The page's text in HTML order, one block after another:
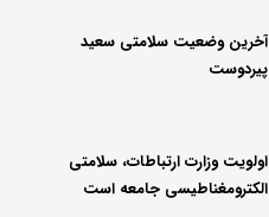
آخرین وضعیت سلامتی سعید
پیردوست
اولویت وزارت ارتباطات، سلامتی
الکترومغناطیسی جامعه است